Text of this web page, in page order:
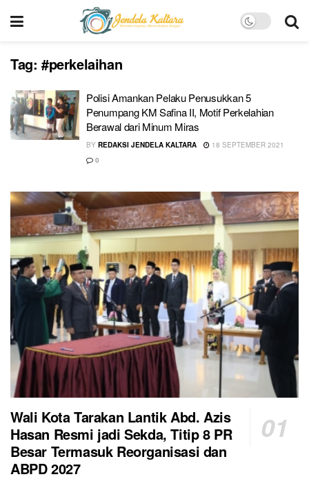
Tag: #perkelaihan
Polisi Amankan Pelaku Penusukkan 5
Penumpang KM Safina II, Motif Perkelahian
Berawal dari Minum Miras
BY REDAKSI JENDELA KALTARA
18 SEPTEMBER 2021
0
Wali Kota Tarakan Lantik Abd. Azis
Hasan Resmi jadi Sekda, Titip 8 PR
Besar Termasuk Reorganisasi dan
ABPD 2027